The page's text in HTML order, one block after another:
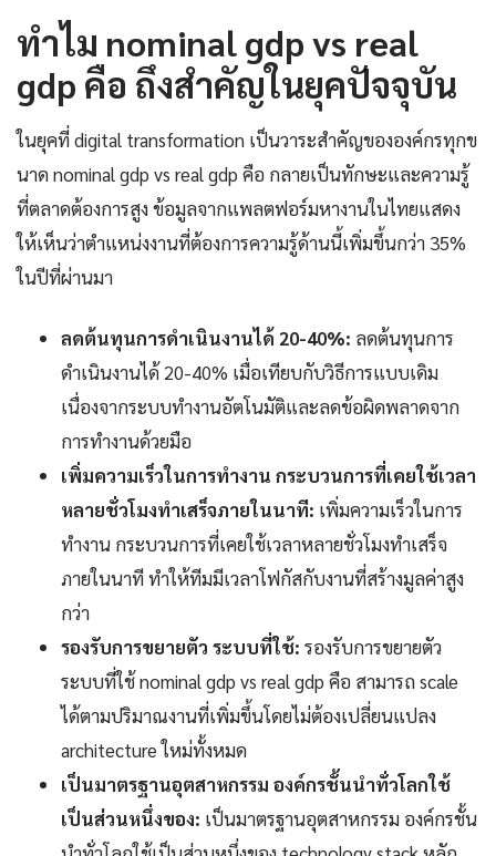
ทำไม nominal gdp vs real
gdp คือ ถึงสำคัญในยุคปัจจุบัน
ในยุคที่ digital transformation เป็นวาระสำคัญขององค์กรทุกข
นาด nominal gdp vs real gdp คือ กลายเป็นทักษะและความรู้
ที่ตลาดต้องการสูง ข้อมูลจากแพลตฟอร์มหางานในไทยแสดง
ให้เห็นว่าตำแหน่งงานที่ต้องการความรู้ด้านนี้เพิ่มขึ้นกว่า 35%
ในปีที่ผ่านมา
ลดต้นทุนการดำเนินงานได้ 20-40%: ลดต้นทุนการ
ดำเนินงานได้ 20-40% เมื่อเทียบกับวิธีการแบบเดิม
เนื่องจากระบบทำงานอัตโนมัติและลดข้อผิดพลาดจาก
การทำงานด้วยมือ
เพิ่มความเร็วในการทำงาน กระบวนการที่เคยใช้เวลา
หลายชั่วโมงทำเสร็จภายในนาที: เพิ่มความเร็วในการ
ทำงาน กระบวนการที่เคยใช้เวลาหลายชั่วโมงทำเสร็จ
ภายในนาที ทำให้ทีมมีเวลาโฟกัสกับงานที่สร้างมูลค่าสูง
กว่า
รองรับการขยายตัว ระบบที่ใช้: รองรับการขยายตัว
ระบบที่ใช้ nominal gdp vs real gdp คือ สามารถ scale
ได้ตามปริมาณงานที่เพิ่มขึ้นโดยไม่ต้องเปลี่ยนแปลง
architecture ใหม่ทั้งหมด
เป็นมาตรฐานอุตสาหกรรม องค์กรชั้นนำทั่วโลกใช้
เป็นส่วนหนึ่งของ: เป็นมาตรฐานอุตสาหกรรม องค์กรชั้น